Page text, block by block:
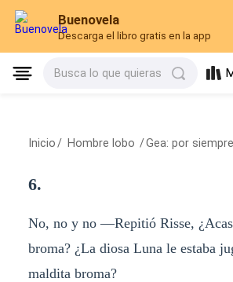
Buenovela
Descarga el libro gratis en la app
Busca lo que quieras
Inicio / Hombre lobo /Gea: por siempre el
6.
No, no y no —Repitió Risse,
broma? ¿La diosa Luna le estaba
maldita broma?